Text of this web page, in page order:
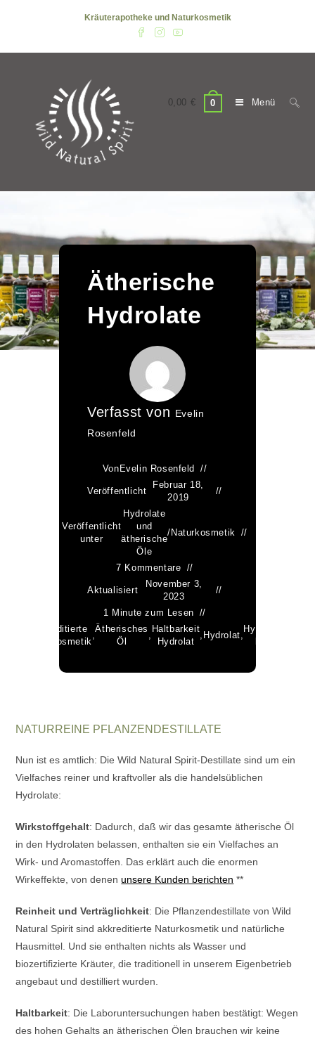
Kräuterapotheke und Naturkosmetik
0,00 € 0 Menü
Ätherische
Hydrolate
Verfasst von Evelin
Rosenfeld
VonEvelin Rosenfeld
Veröffentlicht
Februar 18,
2019
Veröffentlicht
unter
Hydrolate
und
ätherische
Öle
/Naturkosmetik
7 Kommentare
Aktualisiert
November 3,
2023
1 Minute zum Lesen
akkreditierte
Naturkosmetik
,
Ätherisches
Öl
Haltbarkeit
Hydrolat
Hydrolat
Hydrolat
bio
NATURREINE PFLANZENDESTILLATE
Nun ist es amtlich: Die Wild Natural Spirit-Destillate sind um ein
Vielfaches reiner und kraftvoller als die handelsüblichen
Hydrolate:
Wirkstoffgehalt: Dadurch, daß wir das gesamte ätherische Öl
in den Hydrolaten belassen, enthalten sie ein Vielfaches an
Wirk- und Aromastoffen. Das erklärt auch die enormen
Wirkeffekte, von denenunsere Kunden berichten **
Reinheit und Verträglichkeit: Die Pflanzendestillate von Wild
Natural Spirit sind akkreditierte Naturkosmetik und natürliche
Hausmittel. Und sie enthalten nichts als Wasser und
biozertifizierte Kräuter, die traditionell in unserem Eigenbetrieb
angebaut und destilliert wurden.
Haltbarkeit: Die Laboruntersuchungen haben bestätigt: Wegen
des hohen Gehalts an ätherischen Ölen brauchen wir keine